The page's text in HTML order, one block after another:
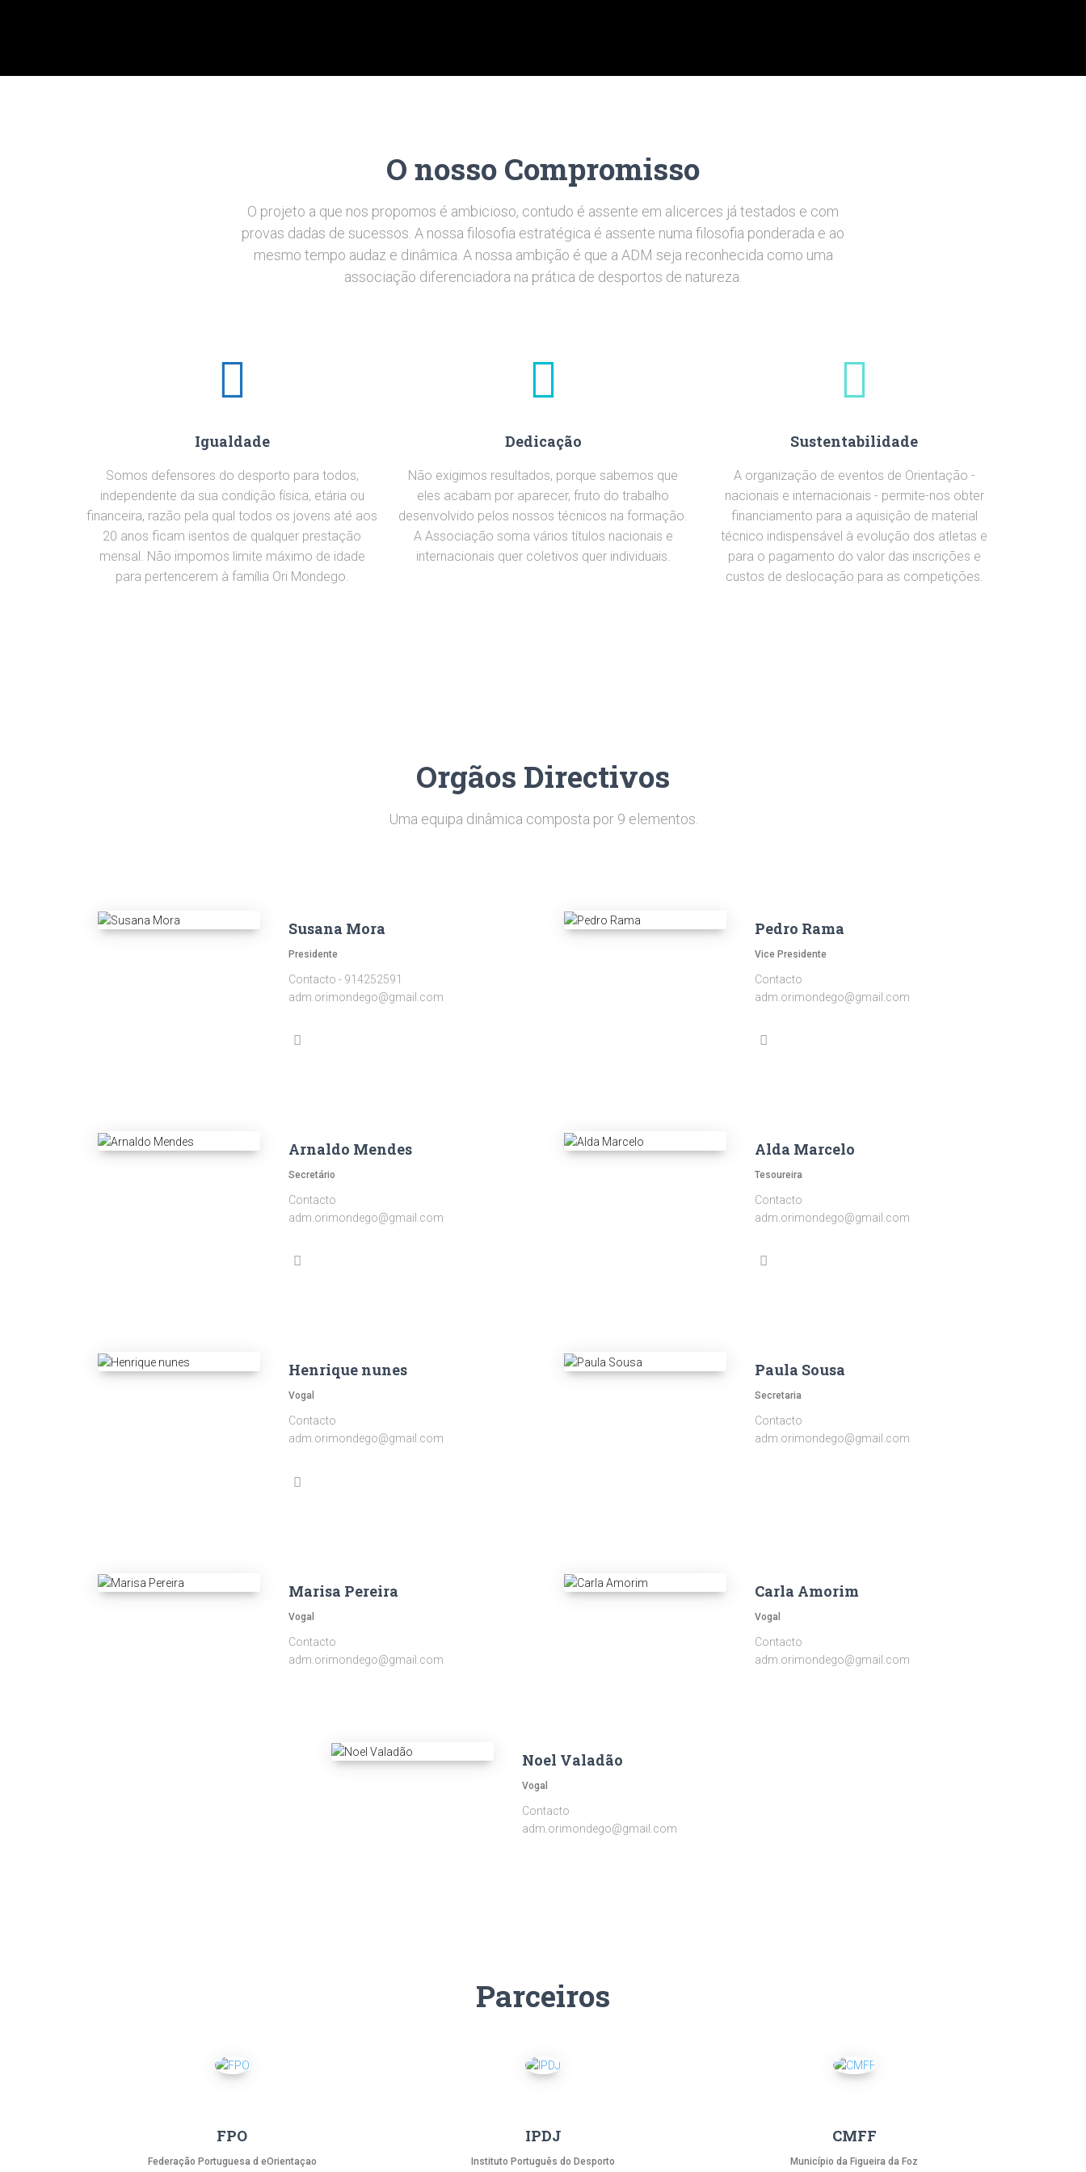
O nosso Compromisso
O projeto a que nos propomos é ambicioso, contudo é assente em alicerces já testados e com
provas dadas de sucessos. A nossa filosofia estratégica é assente numa filosofia ponderada e ao
mesmo tempo audaz e dinâmica. A nossa ambição é que a ADM seja reconhecida como uma
associação diferenciadora na prática de desportos de natureza.
Igualdade
Somos defensores do desporto para todos,
independente da sua condição física, etária ou
financeira, razão pela qual todos os jovens até aos
20 anos ficam isentos de qualquer prestação
mensal. Não impomos limite máximo de idade
para pertencerem à família Ori Mondego.
Dedicação
Não exigimos resultados, porque sabemos que
eles acabam por aparecer, fruto do trabalho
desenvolvido pelos nossos técnicos na formação.
A Associação soma vários títulos nacionais e
internacionais quer coletivos quer individuais.
Sustentabilidade
A organização de eventos de Orientação -
nacionais e internacionais - permite-nos obter
financiamento para a aquisição de material
técnico indispensável à evolução dos atletas e
para o pagamento do valor das inscrições e
custos de deslocação para as competições.
Orgãos Directivos
Uma equipa dinâmica composta por 9 elementos.
Susana Mora
Presidente
Contacto - 914252591
adm.orimondego@gmail.com
Pedro Rama
Vice Presidente
Contacto
adm.orimondego@gmail.com
Arnaldo Mendes
Secretário
Contacto
adm.orimondego@gmail.com
Alda Marcelo
Tesoureira
Contacto
adm.orimondego@gmail.com
Henrique nunes
Vogal
Contacto
adm.orimondego@gmail.com
Paula Sousa
Secretaria
Contacto
adm.orimondego@gmail.com
Marisa Pereira
Vogal
Contacto
adm.orimondego@gmail.com
Carla Amorim
Vogal
Contacto
adm.orimondego@gmail.com
Noel Valadão
Vogal
Contacto
adm.orimondego@gmail.com
Parceiros
FPO
Federação Portuguesa d eOrientaçao
IPDJ
Instituto Português do Desporto
CMFF
Município da Figueira da Foz